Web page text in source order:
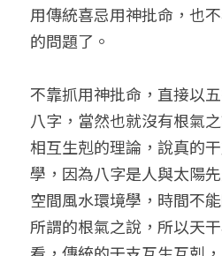
站長精選
好書推廌
陽宅視頻
自我挑戰
八字進階班
八字高階班
五人實戰班
五行計算初階班
五行計算高階班
《十神高階實戰錄》完
八字批命
小兒命名
科學八字推理1
科學八字推理3
科學八字輕鬆學
輕鬆學會科學八字推理
與我預約
上課預約
常見問題
FB粉絲頁
搜索
繁體中文
繁體中文
0938617837
用傳統喜忌用神批命，也
的問題了。
不靠抓用神批命，直接以
八字，當然也就沒有根氣
相互生剋的理論，說真的
學，因為八字是人與太陽
空間風水環境學，時間不
所謂的根氣之說，所以天
小兒命名